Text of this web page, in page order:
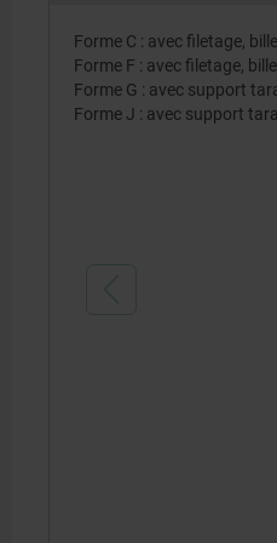
Forme C : avec filetage,
Forme F : avec filetage,
Forme G : avec support
Forme J : avec support